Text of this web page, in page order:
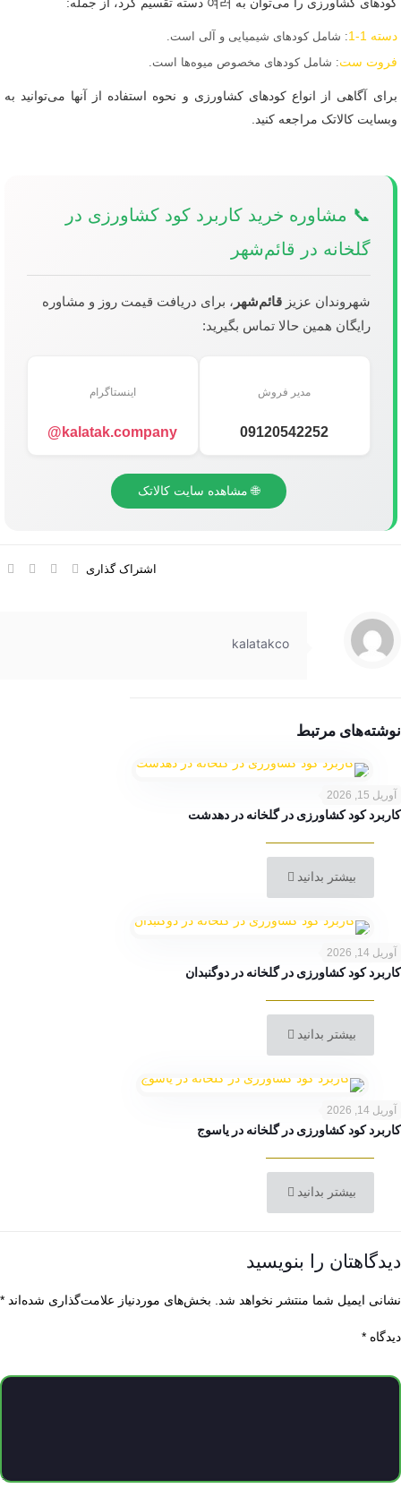
دسته 1-1 : شامل کودهای شیمیایی و آلی است.
فروت ست: شامل کودهای مخصوص میوه‌ها است.
برای آگاهی از انواع کودهای کشاورزی و نحوه استفاده از آنها می‌توانید به
وبسایت کالاتک مراجعه کنید.
📞 مشاوره خرید کاربرد کود کشاورزی در
گلخانه در قائم‌شهر
شهروندان عزیزقائم‌شهر ، برای دریافت قیمت روز و مشاوره
رایگان همین حالا تماس بگیرید:
مدیر فروش
09120542252
اینستاگرام
kalatak.company@
🌐 مشاهده سایت کالاتک
اشتراک گذاری
kalatakco
نوشته‌های مرتبط
آوریل 15, 2026
کاربرد کود کشاورزی در گلخانه در دهدشت
بیشتر بدانید
آوریل 14, 2026
کاربرد کود کشاورزی در گلخانه در دوگنبدان
بیشتر بدانید
آوریل 14, 2026
کاربرد کود کشاورزی در گلخانه در یاسوج
بیشتر بدانید
دیدگاهتان را بنویسید
نشانی ایمیل شما منتشر نخواهد شد. بخش‌های موردنیاز علامت‌گذاری شده‌اند *
دیدگاه *